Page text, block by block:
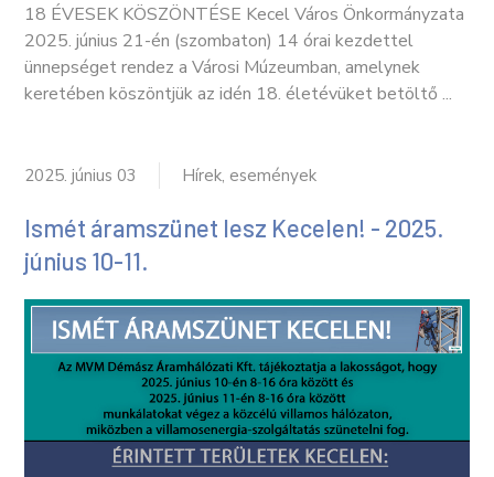
18 ÉVESEK KÖSZÖNTÉSE Kecel Város Önkormányzata
2025. június 21-én (szombaton) 14 órai kezdettel
ünnepséget rendez a Városi Múzeumban, amelynek
keretében köszöntjük az idén 18. életévüket betöltő ...
2025. június 03 Hírek, események
Ismét áramszünet lesz Kecelen! - 2025.
június 10-11.